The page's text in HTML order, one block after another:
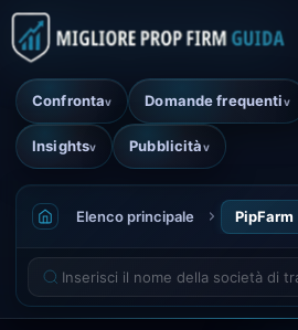
Confrontav Domande frequentiv
Insightsv Pubblicitàv
Elenco principale PipFarm